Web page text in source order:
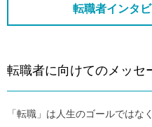
転職者インタ
転職者に向けてのメッセ
「転職」は人生のゴールでは